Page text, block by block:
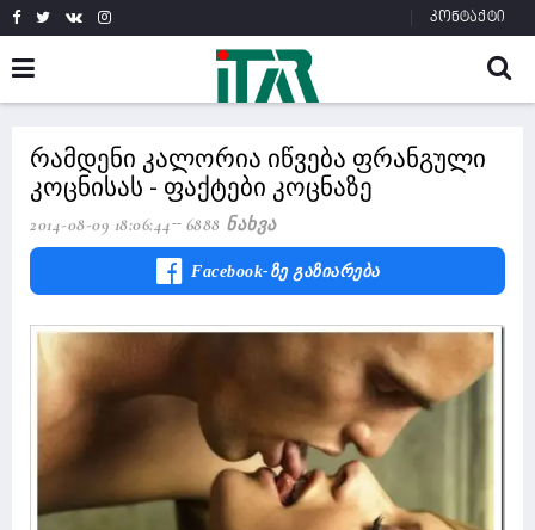
კონტაქტი
რამდენი კალორია იწვება ფრანგული
კოცნისას - ფაქტები კოცნაზე
2014-08-09 18:06:44 6888 Ნახვა
Facebook-Ზე Გაზიარება